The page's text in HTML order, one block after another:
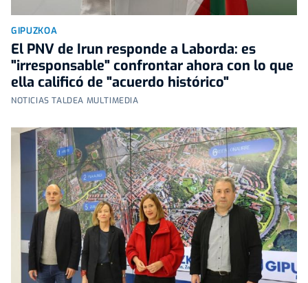
GIPUZKOA
El PNV de Irun responde a Laborda: es
"irresponsable" confrontar ahora con lo que
ella calificó de "acuerdo histórico"
NOTICIAS TALDEA MULTIMEDIA